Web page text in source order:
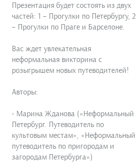
Презентация будет состоять из двух
частей: 1 – Прогулки по Петербургу, 2
– Прогулки по Праге и Барселоне.
Вас ждет увлекательная
неформальная викторина с
розыгрышем новых путеводителей!
Авторы:
- Марина Жданова («Неформальный
Петербург. Путеводитель по
культовым местам», «Неформальный
путеводитель по пригородам и
загородам Петербурга»)